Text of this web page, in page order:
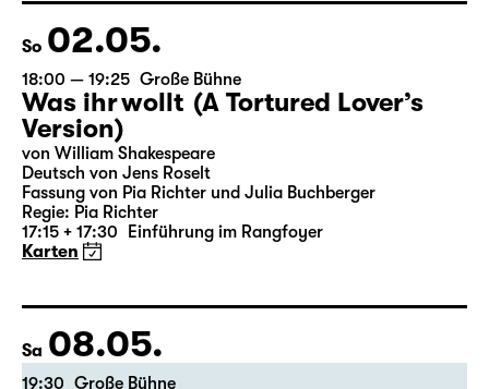
Der vollständige Spielplan wird bis zum 5.
des Vormonats veröffentlicht.
So 02.05.
18:00 — 19:25 Große Bühne
Was ihr wollt (A Tortured Lover’s
Version)
von William Shakespeare
Deutsch von Jens Roselt
17:15 + 17:30 Einführung im Rangfoyer
Karten